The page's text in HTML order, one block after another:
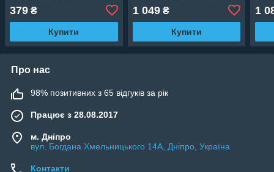
(01.17.031.01.01)
379 ₴
Купити
(01.01.012.02.01)
1 049₴
Купити
1
Про нас
98% позитивних з 65 відгуків за рік
Працює з 28.08.2017
м. Дніпро
вул. Богдана Хмельницького 14А, Дніпро, Україна
Контакти